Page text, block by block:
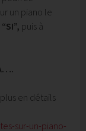
un piano le
“SI”, puis à
en détails
sur-un-piano-